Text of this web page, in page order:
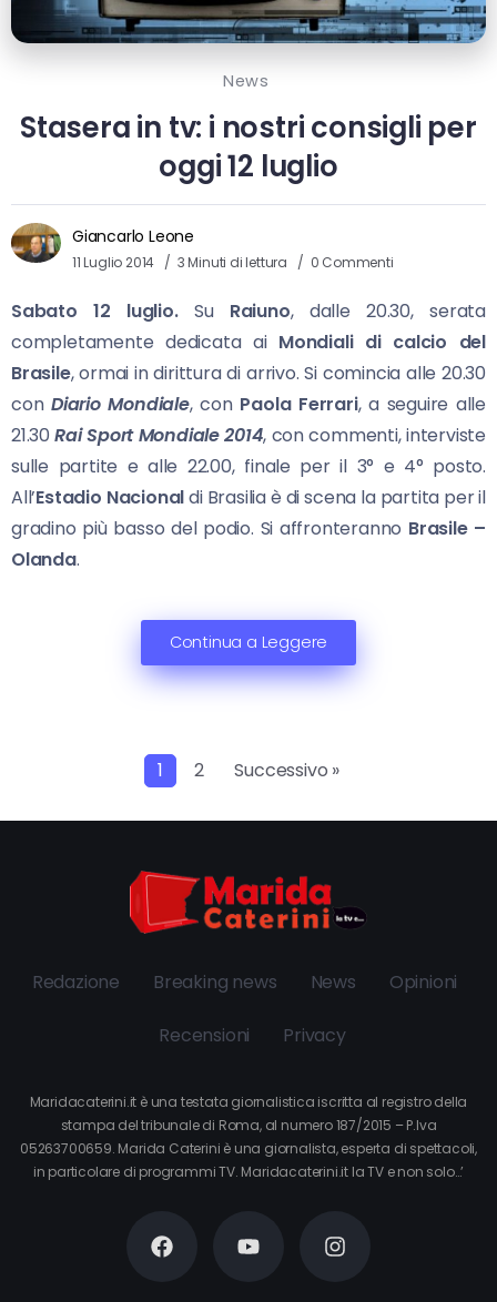
News
Stasera in tv: i nostri consigli per
oggi 12 luglio
Giancarlo Leone
11 Luglio 2014 3 Minuti di lettura 0 Commenti
Sabato 12 luglio. Su Raiuno, dalle 20.30, serata
completamente dedicata ai Mondiali di calcio del
Brasile, ormai in dirittura di arrivo. Si comincia alle 20.30
conDiario Mondiale, con Paola Ferrari, a seguire alle
21.30Rai Sport Mondiale2014, con commenti, interviste
sulle partite e alle 22.00, finale per il 3° e 4° posto.
All’Estadio Nacionaldi Brasilia è di scena la partita per il
gradino più basso del podio. Si affronteranno Brasile –
Olanda.
Continua a Leggere
1 2 Successivo »
Redazione Breaking news News Opinioni
Recensioni Privacy
Maridacaterini.it è una testata giornalistica iscritta al registro della
stampa del tribunale di Roma, al numero 187/2015 – P.Iva
05263700659. Marida Caterini è una giornalista, esperta di spettacoli,
in particolare di programmi TV. Maridacaterini.it la TV e non solo…’